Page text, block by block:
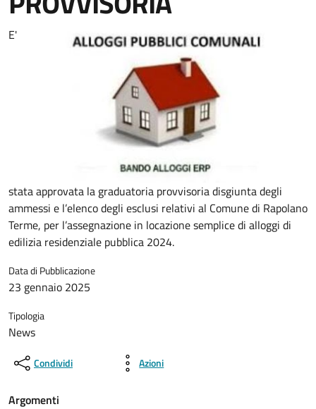
E'
stata approvata la graduatoria provvisoria disgiunta degli
ammessi e l’elenco degli esclusi relativi al Comune di Rapolano
Terme, per l’assegnazione in locazione semplice di alloggi di
edilizia residenziale pubblica 2024.
Data di Pubblicazione
23 gennaio 2025
Tipologia
News
Condividi Azioni
Argomenti